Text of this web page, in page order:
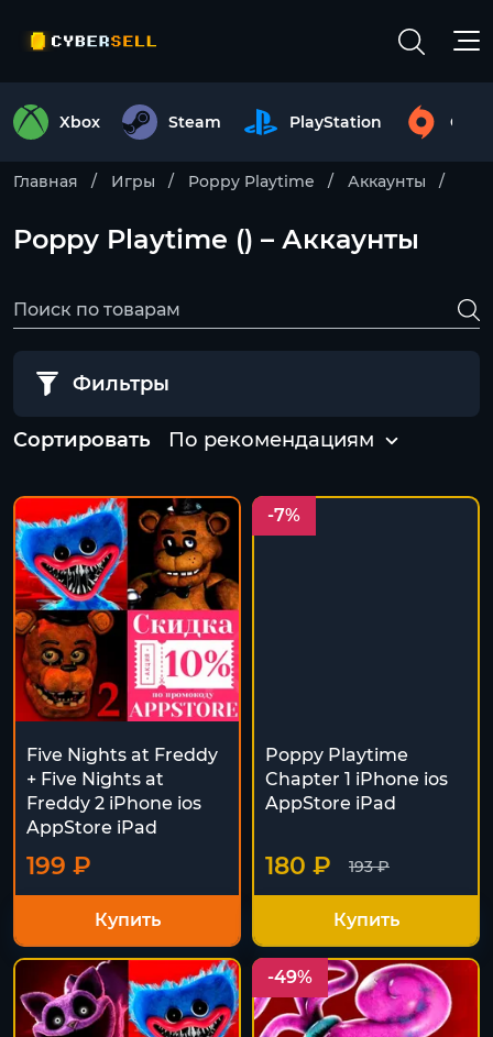
Xbox Steam PlayStation
Главная Игры Poppy Playtime Аккаунты
Poppy Playtime () – Аккаунты
Фильтры
Сортировать По рекомендациям
Five Nights at Freddy
+ Five Nights at
Freddy 2 iPhone ios
AppStore iPad
199 ₽
Купить
-7%
Poppy Playtime
Chapter 1 iPhone ios
AppStore iPad
193 ₽
180 ₽
Купить
-49%